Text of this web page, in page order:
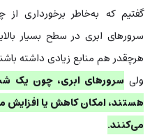
گفتیم که به‌خاطر برخورداری
سرورهای ابری در سطح بسیار
هرچقدر هم منابع زیادی داشته
ولی سرورهای ابری، چون یک
هستند، امکان کاهش یا افزایش
می‌کنند.